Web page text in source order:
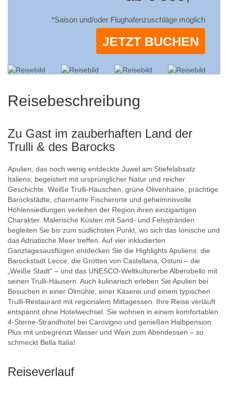
*Saison und/oder Flughafenzuschläge möglich
JETZT BUCHEN
Reisebeschreibung
Zu Gast im zauberhaften Land der
Trulli & des Barocks
Apulien, das noch wenig entdeckte Juwel am Stiefelabsatz
Italiens, begeistert mit ursprünglicher Natur und reicher
Geschichte. Weiße Trulli-Häuschen, grüne Olivenhaine, prächtige
Barockstädte, charmante Fischerorte und geheimnisvolle
Höhlensiedlungen verleihen der Region ihren einzigartigen
Charakter. Malerische Küsten mit Sand- und Felsstränden
begleiten Sie bis zum südlichsten Punkt, wo sich das Ionische und
das Adriatische Meer treffen. Auf vier inkludierten
Ganztagesausflügen entdecken Sie die Highlights Apuliens: die
Barockstadt Lecce, die Grotten von Castellana, Ostuni – die
„Weiße Stadt“ – und das UNESCO-Weltkulturerbe Alberobello mit
seinen Trulli-Häusern. Auch kulinarisch erleben Sie Apulien bei
Besuchen in einer Ölmühle, einer Käserei und einem typischen
Trulli-Restaurant mit regionalem Mittagessen. Ihre Reise verläuft
entspannt ohne Hotelwechsel. Sie wohnen in einem komfortablen
4-Sterne-Strandhotel bei Carovigno und genießen Halbpension
Plus mit unbegrenzt Wasser und Wein zum Abendessen – so
schmeckt Bella Italia!
Reiseverlauf